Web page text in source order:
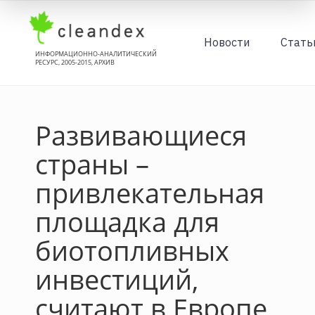
ИНФОРМАЦИОННО-АНАЛИТИЧЕСКИЙ
РЕСУРС, 2005-2015, АРХИВ
Новости
Развивающиеся
страны –
привлекательная
площадка для
биотопливных
инвестиций,